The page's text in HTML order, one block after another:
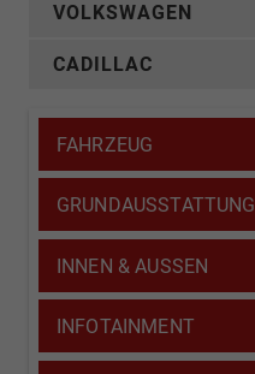
VOLKSWAGEN
CADILLAC
FAHRZEUG
GRUNDAUSSTATTUNG
INNEN & AUSSEN
INFOTAINMENT